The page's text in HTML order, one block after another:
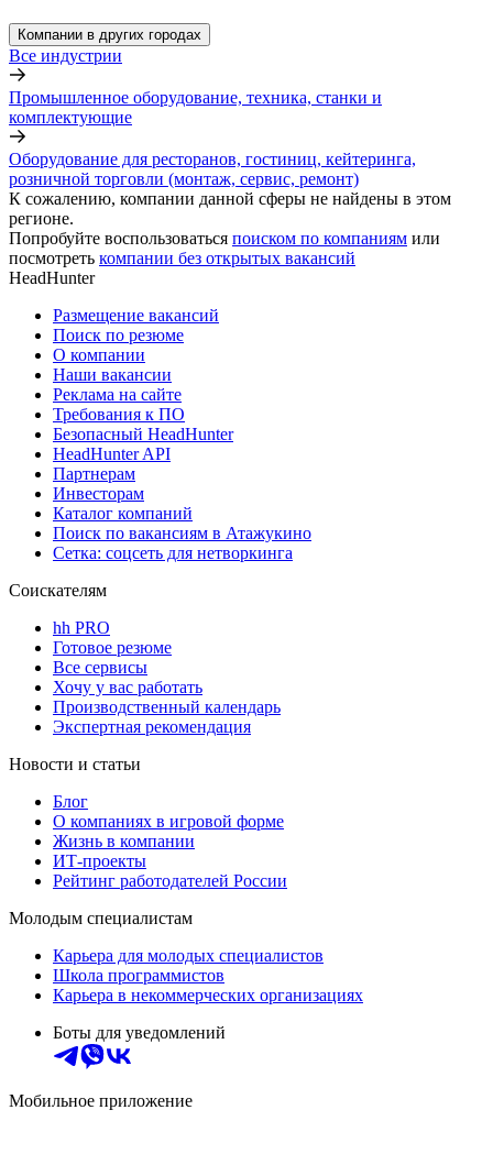
Компании в других городах
Все индустрии
Промышленное оборудование, техника, станки и
комплектующие
Оборудование для ресторанов, гостиниц, кейтеринга,
розничной торговли (монтаж, сервис, ремонт)
К сожалению, компании данной сферы не найдены в этом
регионе.
Попробуйте воспользоваться поиском по компаниям или
посмотреть компании без открытых вакансий
HeadHunter
Размещение вакансий
Поиск по резюме
О компании
Наши вакансии
Реклама на сайте
Требования к ПО
Безопасный HeadHunter
HeadHunter API
Партнерам
Инвесторам
Каталог компаний
Поиск по вакансиям в Атажукино
Сетка: соцсеть для нетворкинга
Соискателям
hh PRO
Готовое резюме
Все сервисы
Хочу у вас работать
Производственный календарь
Экспертная рекомендация
Новости и статьи
Блог
О компаниях в игровой форме
Жизнь в компании
ИТ-проекты
Рейтинг работодателей России
Молодым специалистам
Карьера для молодых специалистов
Школа программистов
Карьера в некоммерческих организациях
Боты для уведомлений
Мобильное приложение